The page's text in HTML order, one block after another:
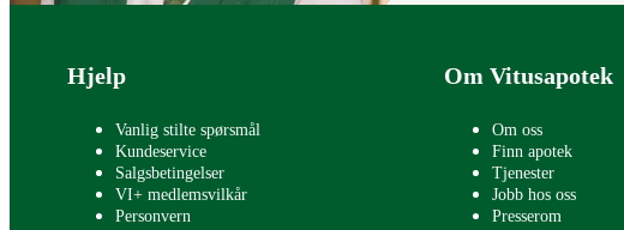
Bunntekst
Hjelp
Vanlig stilte spørsmål
Kundeservice
Salgsbetingelser
VI+ medlemsvilkår
Personvern
Om Vitusapotek
Om oss
Finn apotek
Tjenester
Jobb hos oss
Presserom